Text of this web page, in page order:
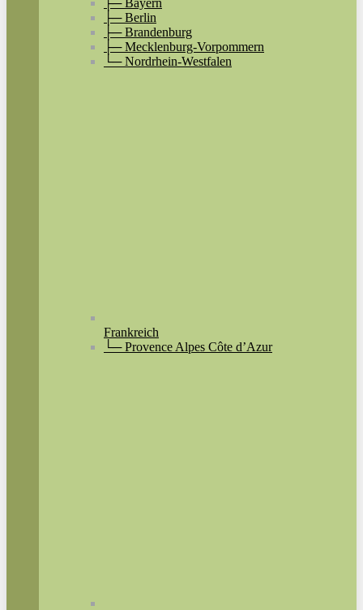
├─ Bayern
├─ Berlin
├─ Brandenburg
├─ Mecklenburg-Vorpommern
└─ Nordrhein-Westfalen
Frankreich
└─ Provence Alpes Côte d’Azur